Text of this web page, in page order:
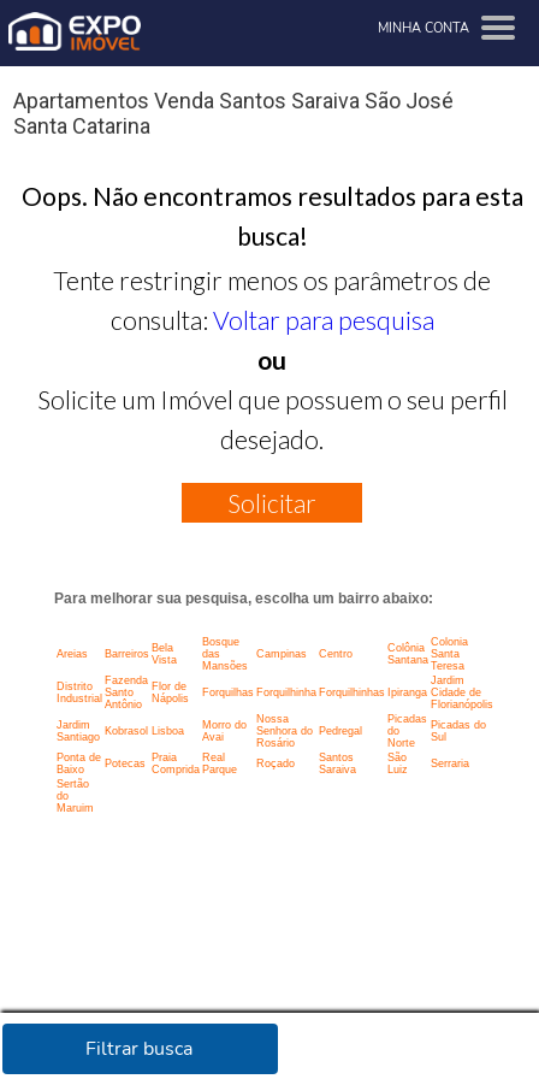
MINHA CONTA
Filtrar busca
Apartamentos Venda Santos Saraiva São José
Santa Catarina
Oops. Não encontramos resultados para esta
busca!
Tente restringir menos os parâmetros de
consulta: Voltar para pesquisa
ou
Solicite um Imóvel que possuem o seu perfil
desejado.
Solicitar
Para melhorar sua pesquisa, escolha um bairro abaixo:
Areias Barreiros Bela
Vista
Bosque
das
Mansões
Campinas Centro
Colônia
Santana
Colonia
Santa
Teresa
Distrito
Industrial
Fazenda
Santo
Antônio
Flor de
Nápolis
Forquilhas Forquilhinha Forquilhinhas Ipiranga
Jardim
Cidade de
Florianópolis
Jardim
Santiago Kobrasol Lisboa
Morro do
Avai
Nossa
Senhora do
Rosário
Pedregal
Picadas
do
Norte
Picadas do
Sul
Ponta de
Baixo
Potecas
Praia
Comprida
Real
Parque
Roçado
Santos
Saraiva
São
Luiz
Serraria
Sertão
do
Maruim